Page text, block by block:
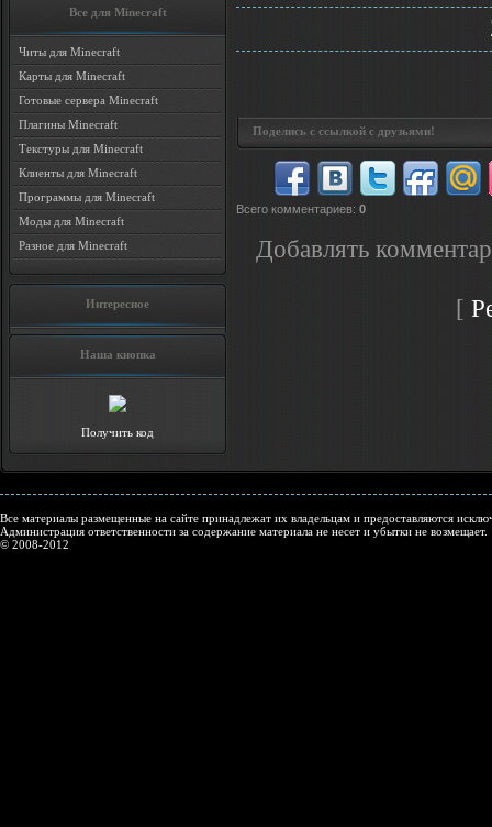
Все для Minecraft
Читы для Minecraft
Карты для Minecraft
Готовые сервера Minecraft
Плагины Minecraft
Текстуры для Minecraft
Клиенты для Minecraft
Программы для Minecraft
Моды для Minecraft
Разное для Minecraft
Интересное
Наша кнопка
Получить код
Поделись с ссылкой с друзьями!
Всего комментариев: 0
Добавлять
[
Все материалы размещенные на сайте принадлежат их владельцам и предоставляются
Администрация ответственности за содержание материала не несет и убытки не возмещает.
© 2008-2012